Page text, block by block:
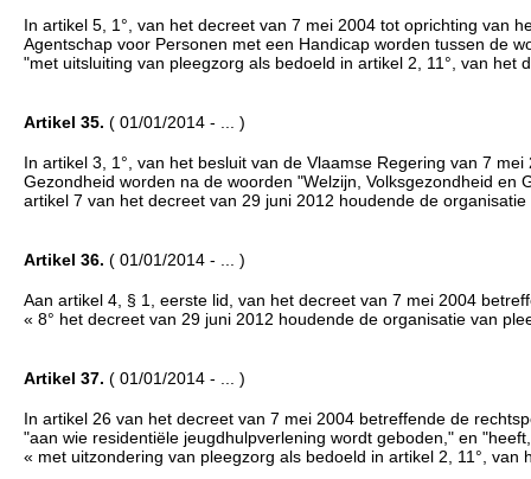
In artikel 5, 1°, van het decreet van 7 mei 2004 tot oprichting van
Agentschap voor Personen met een Handicap worden tussen de
"met uitsluiting van pleegzorg als bedoeld in artikel 2, 11°, van
Artikel 35. ( 01/01/2014 - ... )
In artikel 3, 1°, van het besluit van de Vlaamse Regering van 7
Gezondheid worden na de woorden "Welzijn, Volksgezondheid
artikel 7 van het decreet van 29 juni 2012 houdende de
Artikel 36. ( 01/01/2014 - ... )
Aan artikel 4, § 1, eerste lid, van het decreet van 7 mei 2004
« 8° het decreet van 29 juni 2012 houdende de organisatie van
Artikel 37. ( 01/01/2014 - ... )
In artikel 26 van het decreet van 7 mei 2004 betreffende de
"aan wie residentiële jeugdhulpverlening wordt geboden," en
« met uitzondering van pleegzorg als bedoeld in artikel 2, 11°,